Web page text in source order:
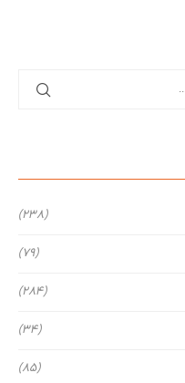
(238)
(79)
(284)
(34)
(85)